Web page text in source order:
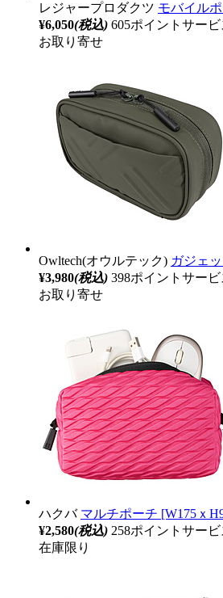
レジャープロダクツ モバイル
¥6,050(税込) 605ポイントサービ
お取り寄せ
Owltech(オウルテック) ガジェ
¥3,980(税込) 398ポイントサービ
お取り寄せ
ハクバ マルチポーチ [W175ｘ
¥2,580(税込) 258ポイントサービ
在庫限り